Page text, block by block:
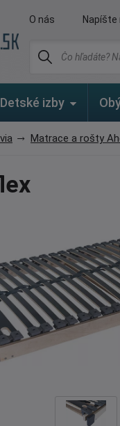
O nás Napíšte
Detské izby
Matrace a rošty